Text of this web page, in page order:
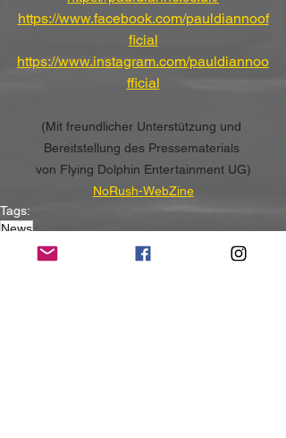
https://www.facebook.com/pauldiannoof
ficial
https://www.instagram.com/pauldiannoo
fficial
(Mit freundlicher Unterstützung und
Bereitstellung des Pressematerials
von Flying Dolphin Entertainment UG)
NoRush-WebZine
Tags:
News